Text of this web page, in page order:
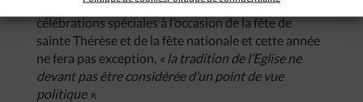
Hebei, tous les 1er octobre, l’Eglise organise des
célébrations spéciales à l’occasion de la fête de
sainte Thérèse et de la fête nationale et cette année
ne fera pas exception, « la tradition de l’Eglise ne
devant pas être considérée d’un point de vue
politique ».